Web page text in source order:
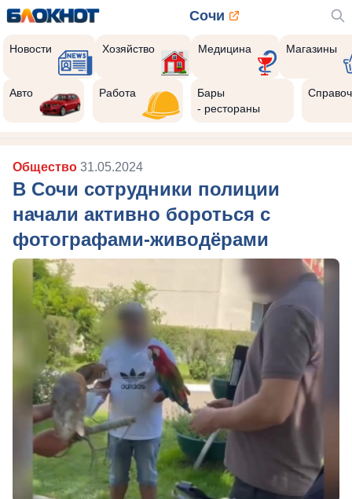
Сочи
Новости Хозяйство Медицина Магазины
Авто Работа
Бары
- рестораны
Общество 31.05.2024
В Сочи сотрудники полиции
начали активно бороться с
фотографами-живодёрами